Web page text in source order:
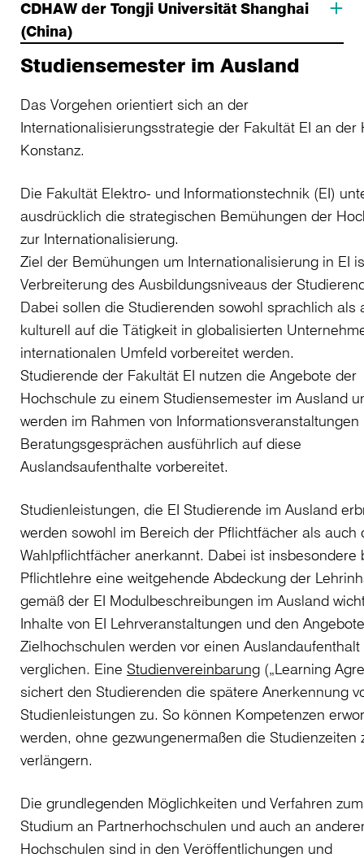
CDHAW der Tongji Universität Shanghai
(China)
Studiensemester im Ausland
Das Vorgehen orientiert sich an der
Internationalisierungsstrategie der Fakultät EI an der
Konstanz.
Die Fakultät Elektro- und Informationstechnik (EI)
ausdrücklich die strategischen Bemühungen der
zur Internationalisierung.
Ziel der Bemühungen um Internationalisierung in EI
Verbreiterung des Ausbildungsniveaus der
Dabei sollen die Studierenden sowohl sprachlich als
kulturell auf die Tätigkeit in globalisierten
internationalen Umfeld vorbereitet werden.
Studierende der Fakultät EI nutzen die Angebote der
Hochschule zu einem Studiensemester im Ausland
werden im Rahmen von Informationsveranstaltungen
Beratungsgesprächen ausführlich auf diese
Auslandsaufenthalte vorbereitet.
Studienleistungen, die EI Studierende im Ausland
werden sowohl im Bereich der Pflichtfächer als auch
Wahlpflichtfächer anerkannt. Dabei ist insbesondere
Pflichtlehre eine weitgehende Abdeckung der
gemäß der EI Modulbeschreibungen im Ausland
Inhalte von EI Lehrveranstaltungen und den
Zielhochschulen werden vor einen Auslandaufenthalt
verglichen. Eine Studienvereinbarung („Learning
sichert den Studierenden die spätere Anerkennung
Studienleistungen zu. So können Kompetenzen
werden, ohne gezwungenermaßen die Studienzeiten
verlängern.
Die grundlegenden Möglichkeiten und Verfahren zum
Studium an Partnerhochschulen und auch an
Hochschulen sind in den Veröffentlichungen und